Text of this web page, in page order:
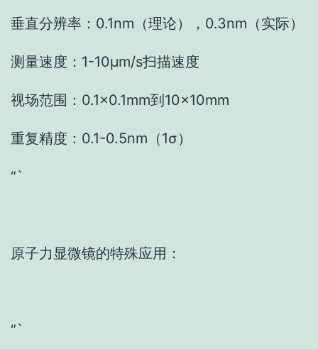
垂直分辨率：0.1nm（理论），0.3nm（实际）
测量速度：1-10μm/s扫描速度
视场范围：0.1×0.1mm到10×10mm
重复精度：0.1-0.5nm（1σ）
“`
原子力显微镜的特殊应用：
“`